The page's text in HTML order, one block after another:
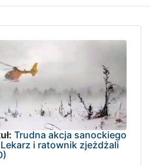
Trudna akcja sanockiego
Lekarz i ratownik zjeżdżali